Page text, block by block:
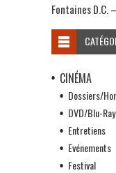
Fontaines D.C.
CINÉMA
Dossiers/
DVD/Blu-Ray
Entretiens
Evénements
Festival